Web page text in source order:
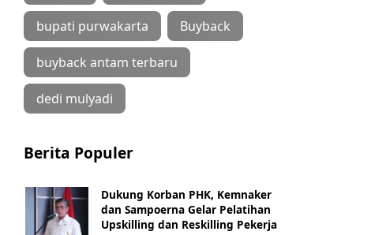
bupati purwakarta Buyback
buyback antam terbaru
dedi mulyadi
Berita Populer
Dukung Korban PHK, Kemnaker
dan Sampoerna Gelar Pelatihan
Upskilling dan Reskilling Pekerja